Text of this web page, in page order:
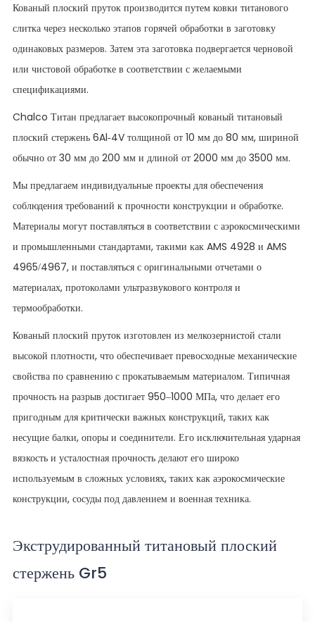
Кованый плоский пруток производится путем ковки титанового
слитка через несколько этапов горячей обработки в заготовку
одинаковых размеров. Затем эта заготовка подвергается черновой
или чистовой обработке в соответствии с желаемыми
спецификациями.
Chalco Титан предлагает высокопрочный кованый титановый
плоский стержень 6Al-4V толщиной от 10 мм до 80 мм, шириной
обычно от 30 мм до 200 мм и длиной от 2000 мм до 3500 мм.
Мы предлагаем индивидуальные проекты для обеспечения
соблюдения требований к прочности конструкции и обработке.
Материалы могут поставляться в соответствии с аэрокосмическими
и промышленными стандартами, такими как AMS 4928 и AMS
4965/4967, и поставляться с оригинальными отчетами о
материалах, протоколами ультразвукового контроля и
термообработки.
Кованый плоский пруток изготовлен из мелкозернистой стали
высокой плотности, что обеспечивает превосходные механические
свойства по сравнению с прокатываемым материалом. Типичная
прочность на разрыв достигает 950–1000 МПа, что делает его
пригодным для критически важных конструкций, таких как
несущие балки, опоры и соединители. Его исключительная ударная
вязкость и усталостная прочность делают его широко
используемым в сложных условиях, таких как аэрокосмические
конструкции, сосуды под давлением и военная техника.
Экструдированный титановый плоский
стержень Gr5